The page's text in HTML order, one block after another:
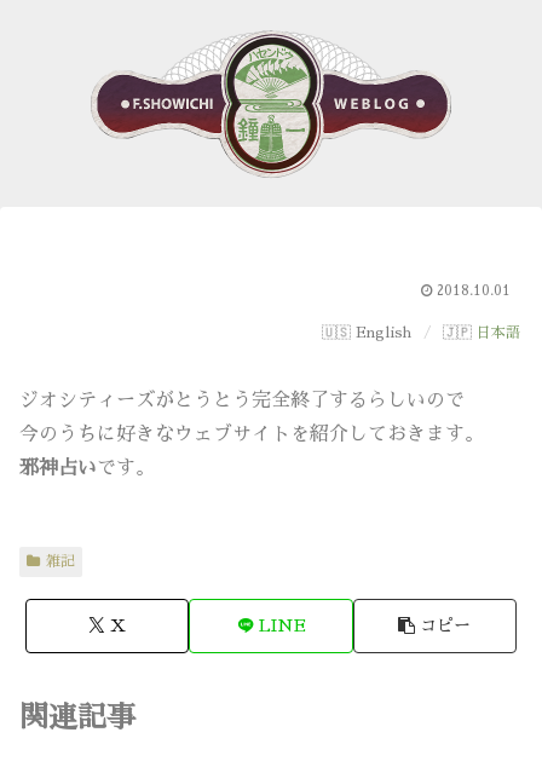
2018.10.01
English 日本語
ジオシティーズがとうとう完全終了するらしいので
今のうちに好きなウェブサイトを紹介しておきます。
邪神占いです。
雑記
X LINE コピー
関連記事